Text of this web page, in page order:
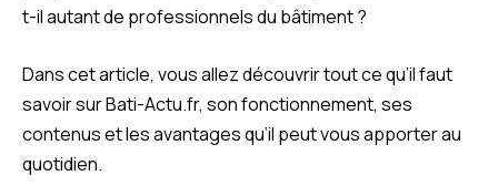
t-il autant de professionnels du bâtiment ?
Dans cet article, vous allez découvrir tout ce qu’il faut
savoir sur Bati-Actu.fr, son fonctionnement, ses
contenus et les avantages qu’il peut vous apporter au
quotidien.